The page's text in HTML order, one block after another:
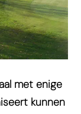
met enige
kunnen